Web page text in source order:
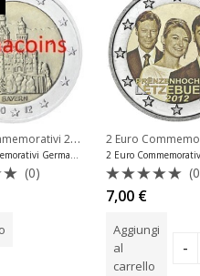
Vaticano
2 Euro Commemorativi 2012 2 Euro
2 Euro Commemorativi Germania 2012 Neuschwanstein Zecca J
(0)
Valutato
0
5
7,00 €
Aggiungi
al
carrello